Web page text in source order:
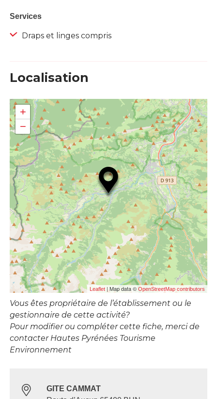
Services
Draps et linges compris
Localisation
+
−
Leaflet | Map data © OpenStreetMap contributors
Vous êtes propriétaire de l’établissement ou le
gestionnaire de cette activité?
Pour modifier ou compléter cette fiche, merci de
contacter Hautes Pyrénées Tourisme
Environnement
GITE CAMMAT